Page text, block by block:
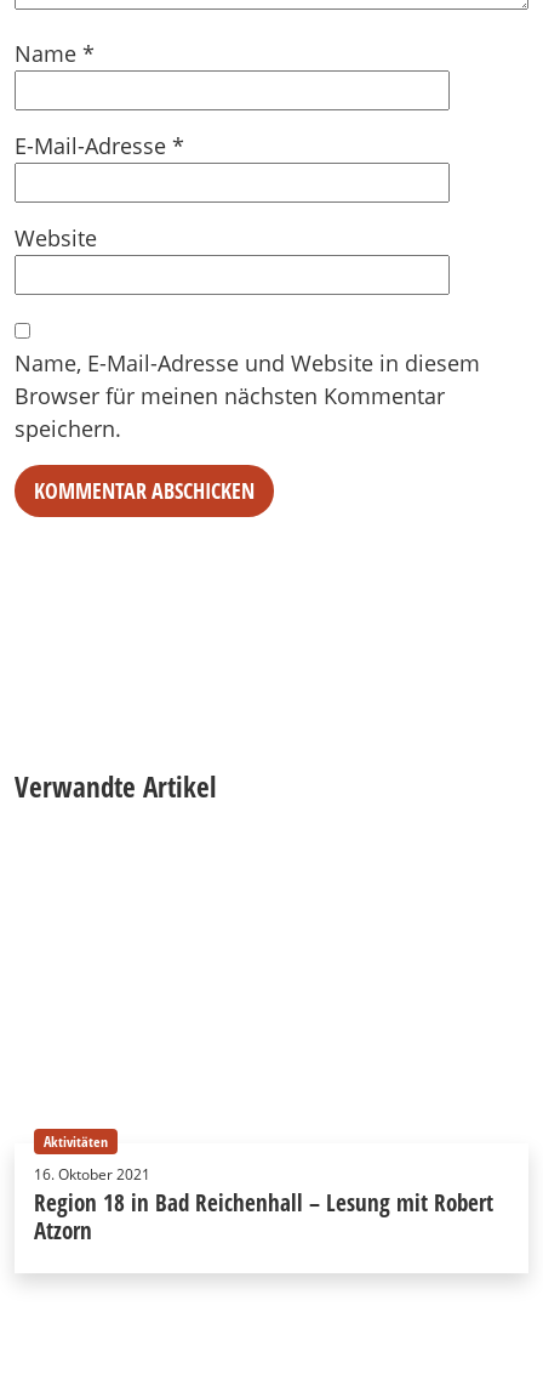
Name *
E-Mail-Adresse *
Website
Name, E-Mail-Adresse und Website in diesem
Browser für meinen nächsten Kommentar
speichern.
Verwandte Artikel
Aktivitäten
16. Oktober 2021
Region 18 in Bad Reichenhall – Lesung mit Robert
Atzorn